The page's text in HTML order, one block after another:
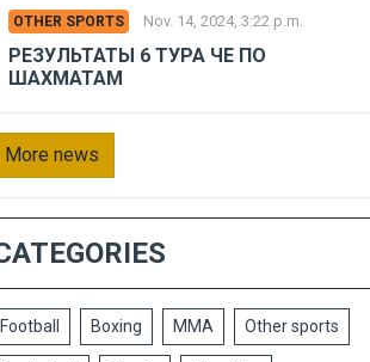
OTHER SPORTS Nov. 14, 2024, 3:22 p.m.
РЕЗУЛЬТАТЫ 6 ТУРА ЧЕ ПО
ШАХМАТАМ
More news
Football Boxing MMA Other sports